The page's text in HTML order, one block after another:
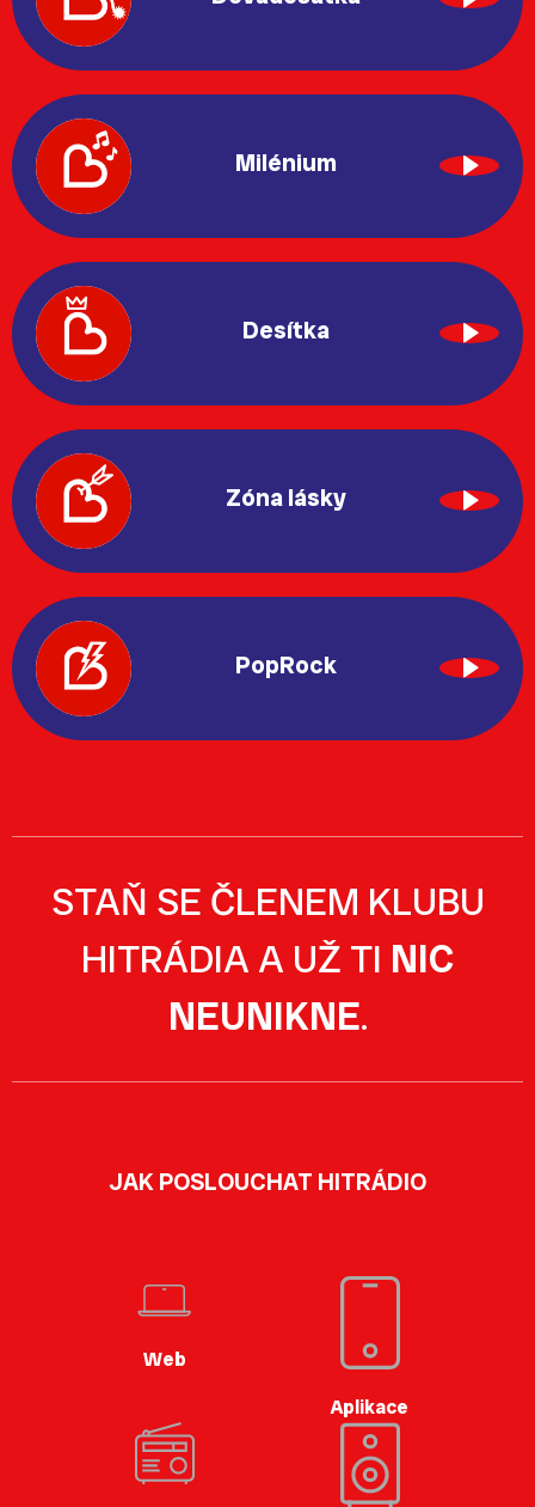
Milénium
Desítka
Zóna lásky
PopRock
STAŇ SE ČLENEM KLUBU
HITRÁDIA A UŽ TI NIC
NEUNIKNE.
JAK POSLOUCHAT HITRÁDIO
Web
Aplikace